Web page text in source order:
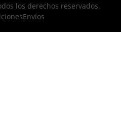
los derechos reservados.
Envíos